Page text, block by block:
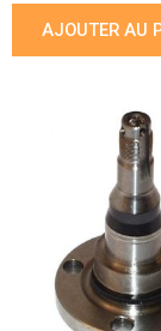
AJOUTER AU